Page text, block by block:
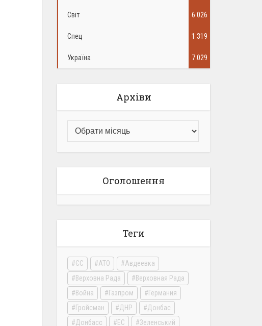
Світ 6 026
Спец 1 319
Україна 7 029
Архіви
Оголошення
Теги
ЄС АТО
Авдеевка
Верховна Рада
Верховная Рада
Война
Газпром
Германия
Гройсман
ДНР
Донбас
Донбасс
ЕС
Зеленський